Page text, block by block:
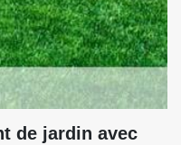
de jardin avec